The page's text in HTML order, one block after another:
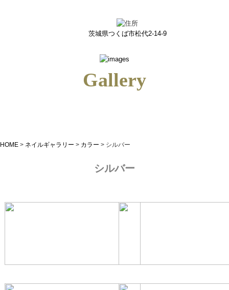
茨城県つくば市松代2-14-9
Gallery
HOME > ネイルギャラリー > カラー > シルバー
シルバー